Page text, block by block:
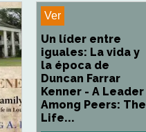
Ver
Un líder entre
iguales: La vida y
la época de
Duncan Farrar
Kenner - A Leader
Among Peers: The
Life...